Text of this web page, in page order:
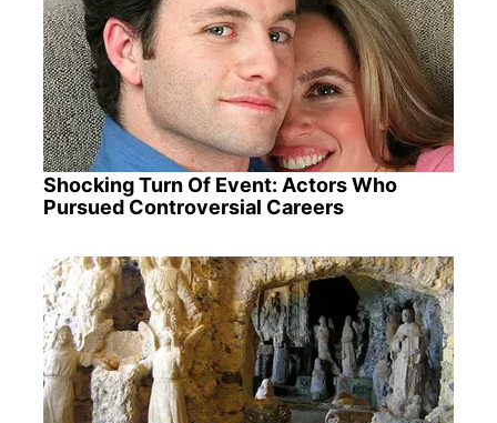
Shocking Turn Of Event: Actors Who
Pursued Controversial Careers